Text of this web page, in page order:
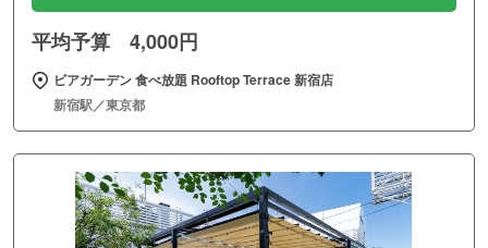
平均予算 4,000円
ビアガーデン 食べ放題 Rooftop Terrace 新宿店
新宿駅／東京都